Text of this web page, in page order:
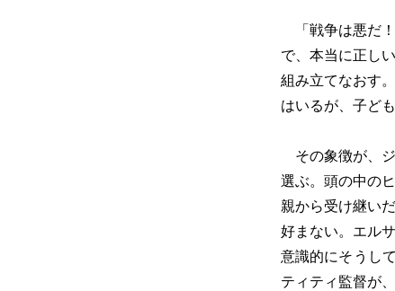
「戦争は悪だ
で、本当に正し
組み立てなおす
はいるが、子ど
その象徴が、
選ぶ。頭の中の
親から受け継い
好まない。エル
意識的にそうし
ティティ監督が